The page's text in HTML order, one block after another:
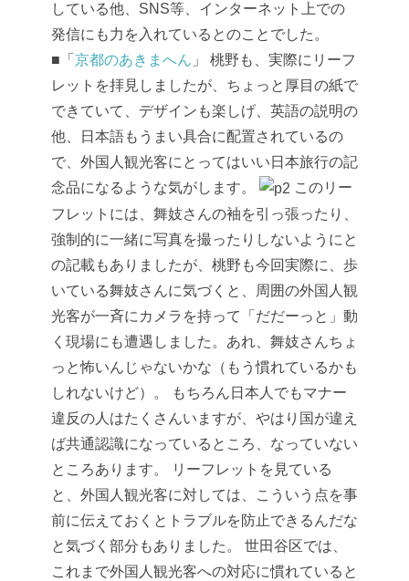
している他、SNS等、インターネット上での
発信にも力を入れているとのことでした。
■「 京都のあきまへん 」
桃野も、実際にリーフ
レットを拝見しましたが、ちょっと厚目の紙で
できていて、デザインも楽しげ、英語の説明の
他、日本語もうまい具合に配置されているの
で、外国人観光客にとってはいい日本旅行の記
念品になるような気がします。
このリー
フレットには、舞妓さんの袖を引っ張ったり、
強制的に一緒に写真を撮ったりしないようにと
の記載もありましたが、桃野も今回実際に、歩
いている舞妓さんに気づくと、周囲の外国人観
光客が一斉にカメラを持って「だだーっと」動
く現場にも遭遇しました。あれ、舞妓さんちょ
っと怖いんじゃないかな（もう慣れているかも
しれないけど）。
もちろん日本人でもマナー
違反の人はたくさんいますが、やはり国が違え
ば共通認識になっているところ、なっていない
ところあります。
リーフレットを見ている
と、外国人観光客に対しては、こういう点を事
前に伝えておくとトラブルを防止できるんだな
と気づく部分もありました。
世田谷区では、
これまで外国人観光客への対応に慣れていると